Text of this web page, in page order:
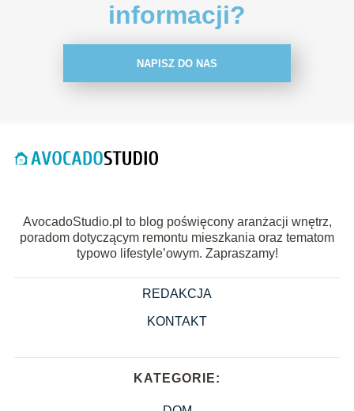
informacji?
NAPISZ DO NAS
AvocadoStudio.pl to blog poświęcony aranżacji wnętrz,
poradom dotyczącym remontu mieszkania oraz tematom
typowo lifestyle’owym. Zapraszamy!
REDAKCJA
KONTAKT
KATEGORIE: